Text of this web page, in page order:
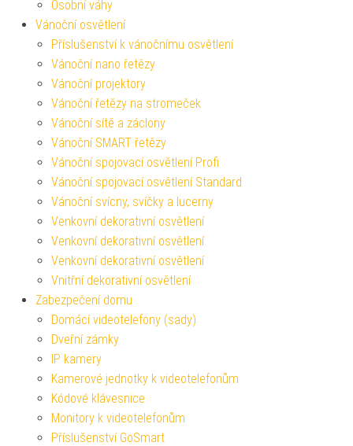
Osobní váhy
Vánoční osvětlení
Příslušenství k vánočnímu osvětlení
Vánoční nano řetězy
Vánoční projektory
Vánoční řetězy na stromeček
Vánoční sítě a záclony
Vánoční SMART řetězy
Vánoční spojovací osvětlení Profi
Vánoční spojovací osvětlení Standard
Vánoční svícny, svíčky a lucerny
Venkovní dekorativní osvětlení
Venkovní dekorativní osvětlení
Venkovní dekorativní osvětlení
Vnitřní dekorativní osvětlení
Zabezpečení domu
Domácí videotelefony (sady)
Dveřní zámky
IP kamery
Kamerové jednotky k videotelefonům
Kódové klávesnice
Monitory k videotelefonům
Příslušenství GoSmart